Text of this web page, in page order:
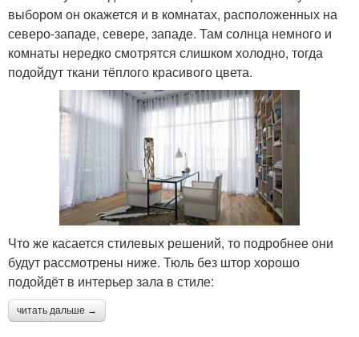
выбором он окажется и в комнатах, расположенных на
северо-западе, севере, западе. Там солнца немного и
комнаты нередко смотрятся слишком холодно, тогда
подойдут ткани тёплого красивого цвета.
Что же касается стилевых решений, то подробнее они
будут рассмотрены ниже. Тюль без штор хорошо
подойдёт в интерьер зала в стиле:
читать дальше →